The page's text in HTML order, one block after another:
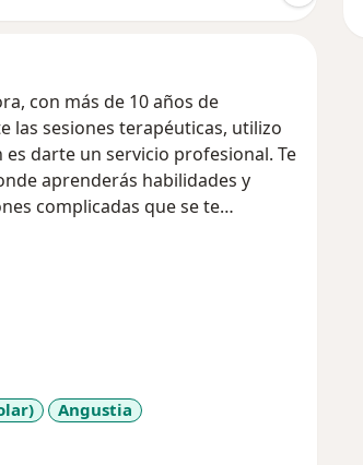
con más de 10 años de
darte un servicio profesional. Te
aprenderás habilidades y
complicadas que se te
Angustia